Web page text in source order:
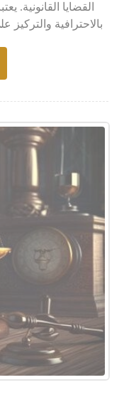
القضايا القانونية.
بالاحترافية